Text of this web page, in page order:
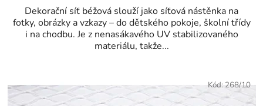
Dekorační síť béžová slouží jako síťová nástěnka na
fotky, obrázky a vzkazy – do dětského pokoje, školní třídy
i na chodbu. Je z nenasákavého UV stabilizovaného
materiálu, takže...
Kód:268/10